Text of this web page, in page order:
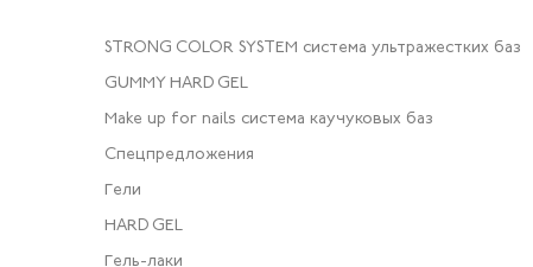
STRONG COLOR SYSTEM система ультражестких баз
GUMMY HARD GEL
Make up for nails система каучуковых баз
Спецпредложения
Гели
HARD GEL
Гель-лаки